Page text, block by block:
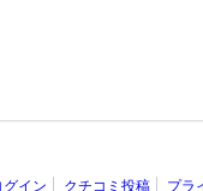
グイン クチコミ投稿 プラ